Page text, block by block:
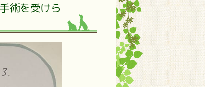
術を受けら